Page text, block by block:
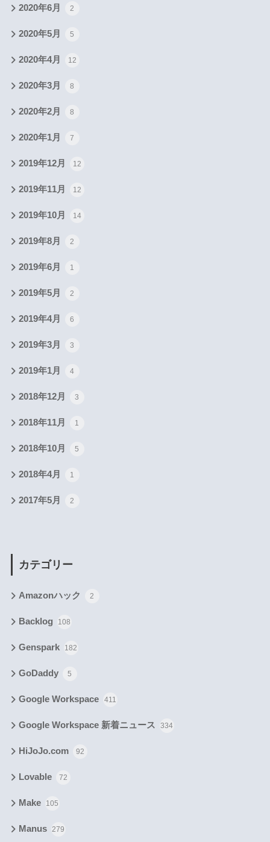
2020年6月 2
2020年5月 5
2020年4月 12
2020年3月 8
2020年2月 8
2020年1月 7
2019年12月 12
2019年11月 12
2019年10月 14
2019年8月 2
2019年6月 1
2019年5月 2
2019年4月 6
2019年3月 3
2019年1月 4
2018年12月 3
2018年11月 1
2018年10月 5
2018年4月 1
2017年5月 2
カテゴリー
Amazonハック 2
Backlog 108
Genspark 182
GoDaddy 5
Google Workspace 411
Google Workspace 新着ニュース 334
HiJoJo.com 92
Lovable 72
Make 105
Manus 279